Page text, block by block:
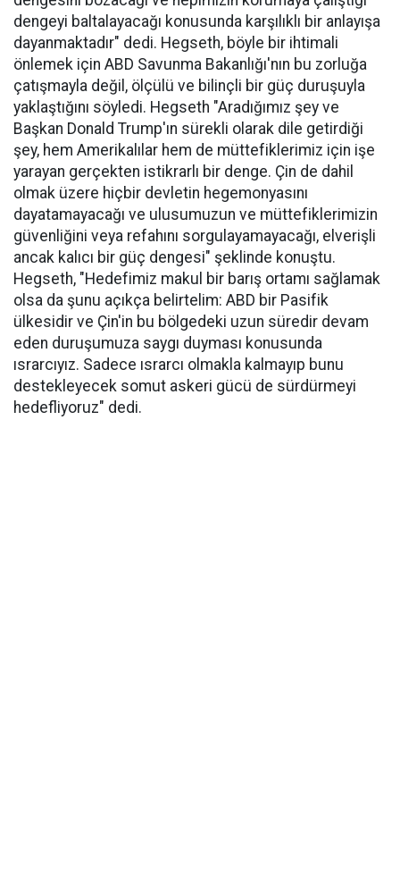
dengeyi baltalayacağı konusunda karşılıklı bir anlayışa
dayanmaktadır" dedi. Hegseth, böyle bir ihtimali
önlemek için ABD Savunma Bakanlığı'nın bu zorluğa
çatışmayla değil, ölçülü ve bilinçli bir güç duruşuyla
yaklaştığını söyledi. Hegseth "Aradığımız şey ve
Başkan Donald Trump'ın sürekli olarak dile getirdiği
şey, hem Amerikalılar hem de müttefiklerimiz için işe
yarayan gerçekten istikrarlı bir denge. Çin de dahil
olmak üzere hiçbir devletin hegemonyasını
dayatamayacağı ve ulusumuzun ve müttefiklerimizin
güvenliğini veya refahını sorgulayamayacağı, elverişli
ancak kalıcı bir güç dengesi" şeklinde konuştu.
Hegseth, "Hedefimiz makul bir barış ortamı sağlamak
olsa da şunu açıkça belirtelim: ABD bir Pasifik
ülkesidir ve Çin'in bu bölgedeki uzun süredir devam
eden duruşumuza saygı duyması konusunda
ısrarcıyız. Sadece ısrarcı olmakla kalmayıp bunu
destekleyecek somut askeri gücü de sürdürmeyi
hedefliyoruz" dedi.